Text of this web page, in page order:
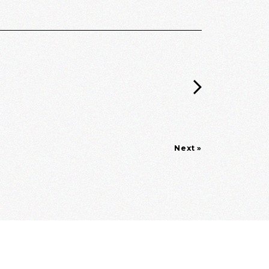
Next »